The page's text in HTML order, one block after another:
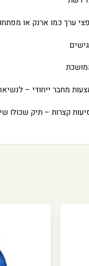
ערך כמו ארנק או
מחבר ייחודי –
קצרות – תיק שכולו